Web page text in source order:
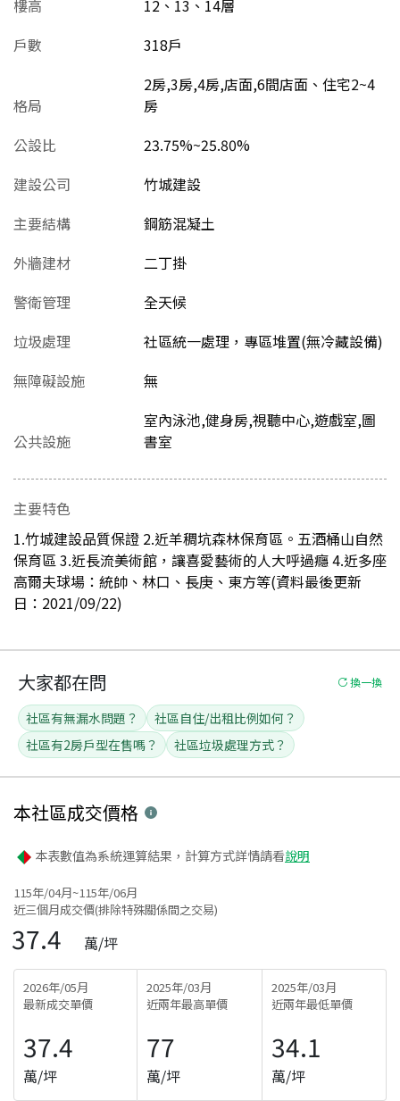
樓高
12、13、14層
戶數
318戶
格局
2房,3房,4房,店面,6間店面、住宅2~4
房
公設比
23.75%~25.80%
建設公司
竹城建設
主要結構
鋼筋混凝土
外牆建材
二丁掛
警衛管理
全天候
垃圾處理
社區統一處理，專區堆置(無冷藏設備)
無障礙設施
無
公共設施
室內泳池,健身房,視聽中心,遊戲室,圖
書室
主要特色
1.竹城建設品質保證 2.近羊稠坑森林保育區。五酒桶山自然
保育區 3.近長流美術館，讓喜愛藝術的人大呼過癮 4.近多座
高爾夫球場：統帥、林口、長庚、東方等(資料最後更新
日：2021/09/22)
大家都在問 換一換
社區有無漏水問題？
社區自住/出租比例如何？
社區有2房戶型在售嗎？
社區垃圾處理方式？
本社區成交價格
本表數值為系統運算結果，計算方式詳情請看說明
115年/04月~115年/06月
近三個月成交價(排除特殊關係間之交易)
37.4 萬/坪
2026年/05月
最新成交單價
37.4
萬/坪
2025年/03月
近兩年最高單價
77
萬/坪
2025年/03月
近兩年最低單價
34.1
萬/坪